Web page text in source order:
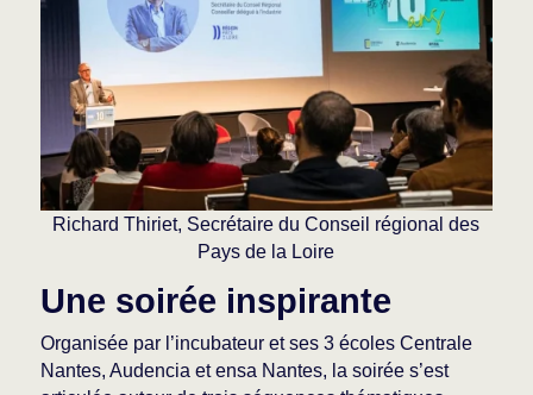
Richard Thiriet, Secrétaire du Conseil régional des
Pays de la Loire
Une soirée inspirante
Organisée par l’incubateur et ses 3 écoles Centrale
Nantes, Audencia et ensa Nantes, la soirée s’est